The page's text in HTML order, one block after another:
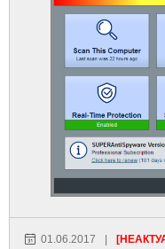
01.06.2017